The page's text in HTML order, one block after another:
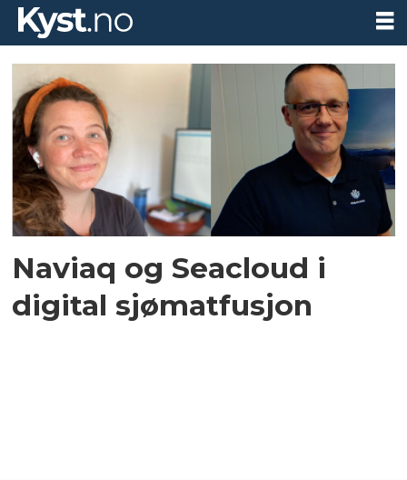
Tag:
seaclo
Naviaq og Seacloud i
digital sjømatfusjon